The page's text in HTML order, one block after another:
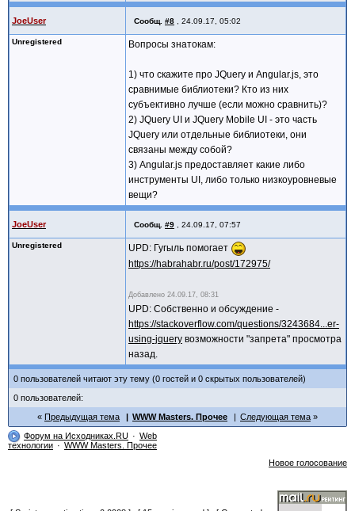
JoeUser Сообщ. #8 24.09.17, 05:02
Unregistered Вопросы знатокам:
1) что скажите про JQuery и Angular.js, это
сравнимые библиотеки? Кто из них
субъективно лучше (если можно сравнить)?
2) JQuery UI и JQuery Mobile UI - это часть
JQuery или отдельные библиотеки, они
связаны между собой?
3) Angular.js предоставляет какие либо
инструменты UI, либо только низкоуровневые
вещи?
JoeUser Сообщ. #9 24.09.17, 07:57
Unregistered
UPD: Гугыль помогает
https://habrahabr.ru/post/172975/
Добавлено 24.09.17, 08:31
UPD: Собственно и обсуждение -
https://stackoverflow.com/questions/3243684...er-
using-jquery возможности "запрета" просмотра
назад.
0 пользователей читают эту тему (0 гостей и 0 скрытых пользователей)
0 пользователей:
Предыдущая тема
WWW Masters. Прочее
Следующая тема
Форум на Исходниках.RU
Web
технологии
WWW Masters. Прочее
Новое голосование